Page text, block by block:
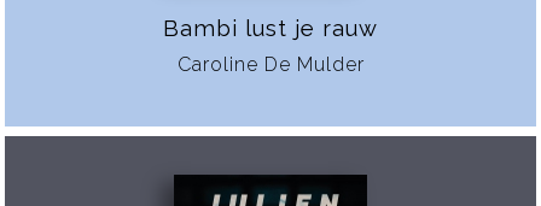
Bambi lust je rauw
Caroline De Mulder